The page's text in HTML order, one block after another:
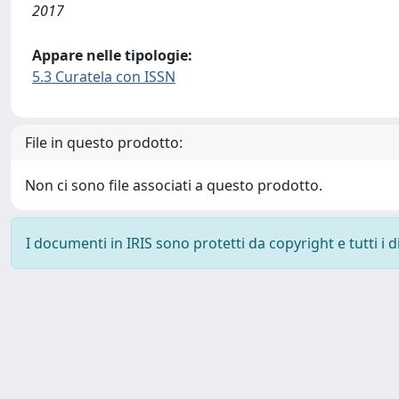
2017
Appare nelle tipologie:
5.3 Curatela con ISSN
File in questo prodotto:
Non ci sono file associati a questo prodotto.
I documenti in IRIS sono protetti da copyright e tutti i